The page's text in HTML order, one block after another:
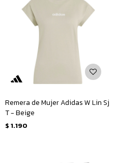
Remera de Mujer Adidas W Lin Sj
T - Beige
$ 1.190